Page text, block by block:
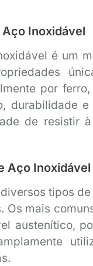
Aço Inoxidável
é um
por
durabilidade
de resistir
Aço Inoxidável
tipos
Os mais
austenítico,